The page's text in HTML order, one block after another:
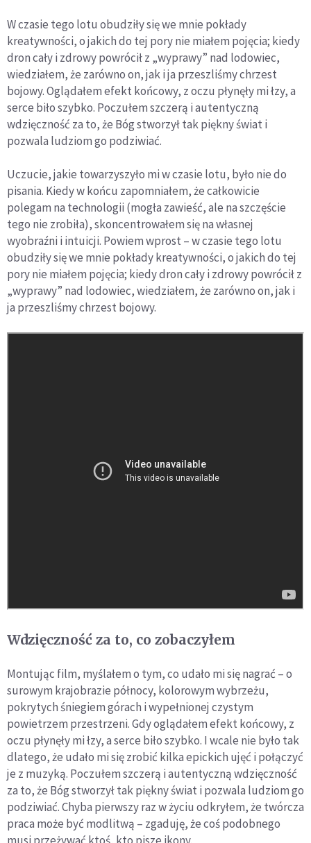
W czasie tego lotu obudziły się we mnie pokłady
kreatywności, o jakich do tej pory nie miałem pojęcia; kiedy
dron cały i zdrowy powrócił z „wyprawy” nad lodowiec,
wiedziałem, że zarówno on, jak i ja przeszliśmy chrzest
bojowy. Oglądałem efekt końcowy, z oczu płynęły mi łzy, a
serce biło szybko. Poczułem szczerą i autentyczną
wdzięczność za to, że Bóg stworzył tak piękny świat i
pozwala ludziom go podziwiać.
Uczucie, jakie towarzyszyło mi w czasie lotu, było nie do
pisania. Kiedy w końcu zapomniałem, że całkowicie
polegam na technologii (mogła zawieść, ale na szczęście
tego nie zrobiła), skoncentrowałem się na własnej
wyobraźni i intuicji. Powiem wprost – w czasie tego lotu
obudziły się we mnie pokłady kreatywności, o jakich do tej
pory nie miałem pojęcia; kiedy dron cały i zdrowy powrócił z
„wyprawy” nad lodowiec, wiedziałem, że zarówno on, jak i
ja przeszliśmy chrzest bojowy.
Wdzięczność za to, co zobaczyłem
Montując film, myślałem o tym, co udało mi się nagrać – o
surowym krajobrazie północy, kolorowym wybrzeżu,
pokrytych śniegiem górach i wypełnionej czystym
powietrzem przestrzeni. Gdy oglądałem efekt końcowy, z
oczu płynęły mi łzy, a serce biło szybko. I wcale nie było tak
dlatego, że udało mi się zrobić kilka epickich ujęć i połączyć
je z muzyką. Poczułem szczerą i autentyczną wdzięczność
za to, że Bóg stworzył tak piękny świat i pozwala ludziom go
podziwiać. Chyba pierwszy raz w życiu odkryłem, że twórcza
praca może być modlitwą – zgaduję, że coś podobnego